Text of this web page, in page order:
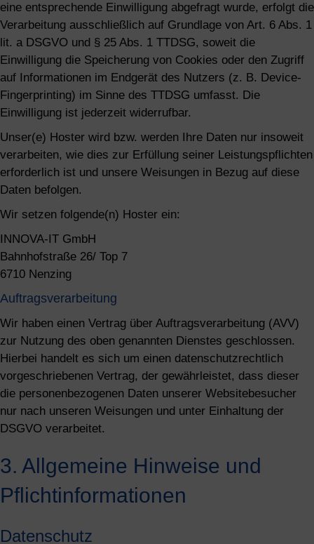
eine entsprechende Einwilligung abgefragt wurde, erfolgt die
Verarbeitung ausschließlich auf Grundlage von Art. 6 Abs. 1
lit. a DSGVO und § 25 Abs. 1 TTDSG, soweit die
Einwilligung die Speicherung von Cookies oder den Zugriff
auf Informationen im Endgerät des Nutzers (z. B. Device-
Fingerprinting) im Sinne des TTDSG umfasst. Die
Einwilligung ist jederzeit widerrufbar.
Unser(e) Hoster wird bzw. werden Ihre Daten nur insoweit
verarbeiten, wie dies zur Erfüllung seiner Leistungspflichten
erforderlich ist und unsere Weisungen in Bezug auf diese
Daten befolgen.
Wir setzen folgende(n) Hoster ein:
INNOVA-IT GmbH
Bahnhofstraße 26/ Top 7
6710 Nenzing
Auftragsverarbeitung
Wir haben einen Vertrag über Auftragsverarbeitung (AVV)
zur Nutzung des oben genannten Dienstes geschlossen.
Hierbei handelt es sich um einen datenschutzrechtlich
vorgeschriebenen Vertrag, der gewährleistet, dass dieser
die personenbezogenen Daten unserer Websitebesucher
nur nach unseren Weisungen und unter Einhaltung der
DSGVO verarbeitet.
3. Allgemeine Hinweise und
Pflicht­informationen
Datenschutz